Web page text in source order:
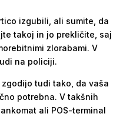
izgubili, ali sumite, da
takoj in jo prekličite, saj
zlorabami. V
na policiji.
tudi tako, da vaša
potrebna. V takšnih
ali POS-terminal